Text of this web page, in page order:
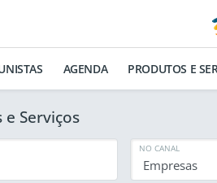
AGENDA PRODUTOS E
Serviços
NO CANAL